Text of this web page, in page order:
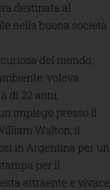
destinata al
nella buona società
del mondo,
voleva
di 22 anni,
impiego presso il
Walton, il
in Argentina per un
per il
attraente e vivace